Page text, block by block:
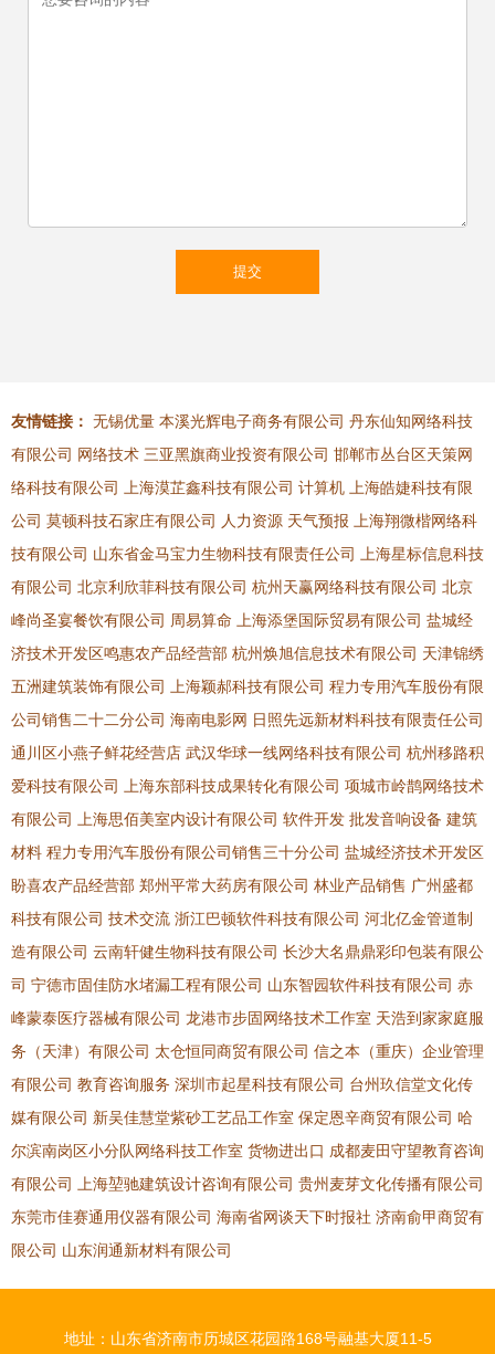
友情链接： 无锡优量 本溪光辉电子商务有限公司 丹东仙知网络科技
有限公司 网络技术 三亚黑旗商业投资有限公司 邯郸市丛台区天策网
络科技有限公司
上海漠芷鑫科技有限公司 计算机
上海皓婕科技有限
公司 莫顿科技石家庄有限公司 人力资源 天气预报
上海翔微楷网络科
技有限公司 山东省金马宝力生物科技有限责任公司
上海星标信息科技
有限公司 北京利欣菲科技有限公司 杭州天赢网络科技有限公司 北京
峰尚圣宴餐饮有限公司 周易算命 上海添堡国际贸易有限公司 盐城经
济技术开发区鸣惠农产品经营部 杭州焕旭信息技术有限公司 天津锦绣
五洲建筑装饰有限公司
上海颖郝科技有限公司 程力专用汽车股份有限
公司销售二十二分公司 海南电影网 日照先远新材料科技有限责任公司
通川区小燕子鲜花经营店 武汉华球一线网络科技有限公司 杭州移路积
爱科技有限公司
上海东部科技成果转化有限公司 项城市岭鹊网络技术
有限公司
上海思佰美室内设计有限公司 软件开发 批发音响设备 建筑
材料 程力专用汽车股份有限公司销售三十分公司 盐城经济技术开发区
盼喜农产品经营部 郑州平常大药房有限公司 林业产品销售 广州盛都
科技有限公司 技术交流 浙江巴顿软件科技有限公司 河北亿金管道制
造有限公司 云南轩健生物科技有限公司 长沙大名鼎鼎彩印包装有限公
司 宁德市固佳防水堵漏工程有限公司 山东智园软件科技有限公司 赤
峰蒙泰医疗器械有限公司 龙港市步固网络技术工作室 天浩到家家庭服
务（天津）有限公司 太仓恒同商贸有限公司 信之本（重庆）企业管理
有限公司 教育咨询服务 深圳市起星科技有限公司 台州玖信堂文化传
媒有限公司 新吴佳慧堂紫砂工艺品工作室 保定恩辛商贸有限公司 哈
尔滨南岗区小分队网络科技工作室 货物进出口 成都麦田守望教育咨询
有限公司
上海堃驰建筑设计咨询有限公司 贵州麦芽文化传播有限公司
东莞市佳赛通用仪器有限公司 海南省网谈天下时报社 济南俞甲商贸有
限公司 山东润通新材料有限公司
地址：山东省济南市历城区花园路168号融基大厦11-5